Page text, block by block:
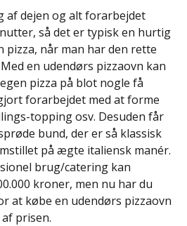
af dejen og alt forarbejdet
så det er typisk en hurtig
pizza, når man har den rette
en udendørs pizzaovn kan
pizza på blot nogle få
forarbejdet med at forme
topping osv. Desuden får
bund, der er så klassisk
på ægte italiensk manér.
brug/catering kan
kroner, men nu har du
at købe en udendørs pizzaovn
prisen.